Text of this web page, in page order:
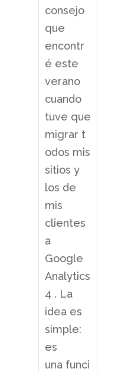
consejo
que
encontr
é este
verano
cuando
tuve que
migrar t
odos mis
sitios y
los de
mis
clientes
a
Google
Analytics
4 . La
idea es
simple:
es
una funci